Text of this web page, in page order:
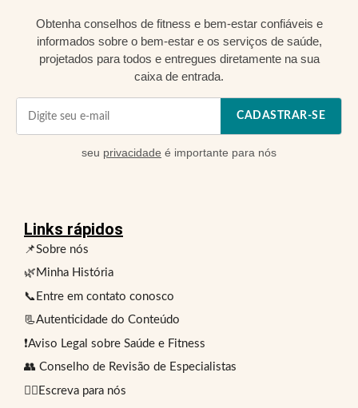
Obtenha conselhos de fitness e bem-estar confiáveis e
informados sobre o bem-estar e os serviços de saúde,
projetados para todos e entregues diretamente na sua
caixa de entrada.
CADASTRAR-SE
seu privacidade é importante para nós
Links rápidos
📌Sobre nós
🌿Minha História
📞Entre em contato conosco
📃Autenticidade do Conteúdo
❗Aviso Legal sobre Saúde e Fitness
👥 Conselho de Revisão de Especialistas
✍🏻Escreva para nós